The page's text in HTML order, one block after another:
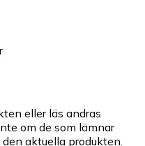
eller läs andras
om de som lämnar
aktuella produkten.